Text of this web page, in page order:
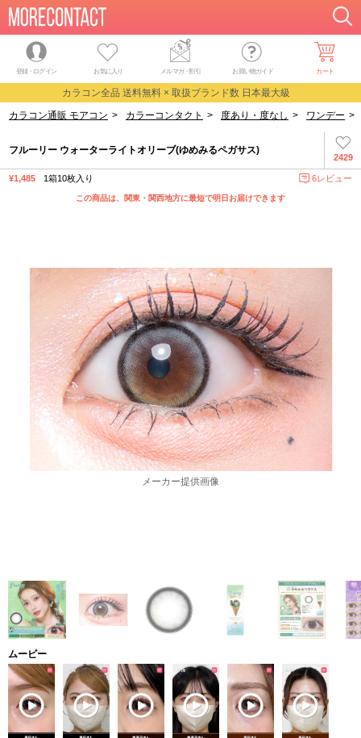
登録・ログイン お気に入り メルマガ・割引 お買い物ガイド カート
カラコン全品 送料無料 × 取扱ブランド数 日本最大級
カラコン通販 モアコン > カラーコンタクト > 度あり・度なし > ワンデー >
2429
フルーリー ウォーターライトオリーブ(ゆめみるペガサス)
¥1,485 1箱10枚入り 6レビュー
この商品は、関東・関西地方に最短で明日お届けできます
ムービー